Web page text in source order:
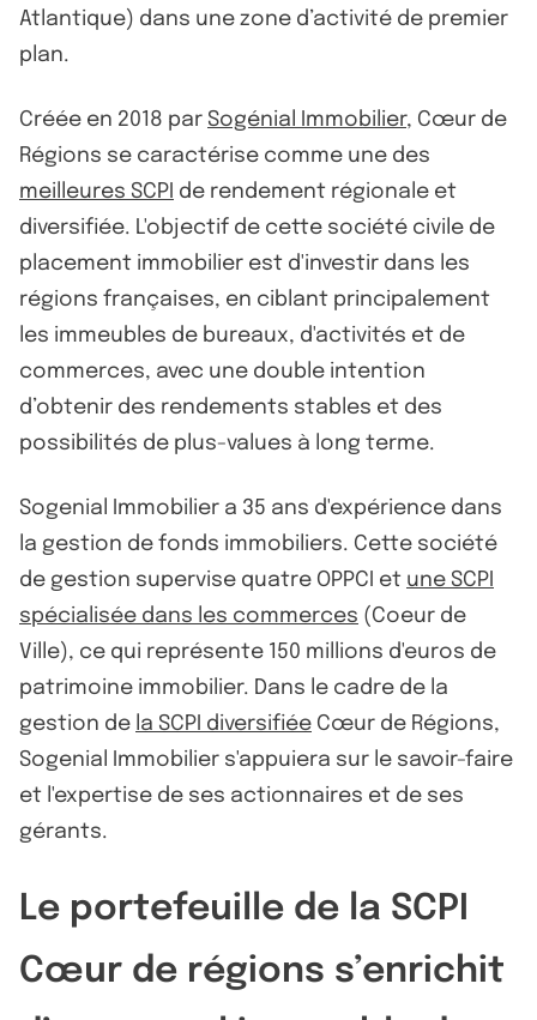
Atlantique) dans une zone d’activité de premier
plan.
Créée en 2018 par Sogénial Immobilier, Cœur de
Régions se caractérise comme une des
meilleures SCPI de rendement régionale et
diversifiée. L'objectif de cette société civile de
placement immobilier est d'investir dans les
régions françaises, en ciblant principalement
les immeubles de bureaux, d'activités et de
commerces, avec une double intention
d’obtenir des rendements stables et des
possibilités de plus-values à long terme.
Sogenial Immobilier a 35 ans d'expérience dans
la gestion de fonds immobiliers. Cette société
de gestion supervise quatre OPPCI et une SCPI
spécialisée dans les commerces (Coeur de
Ville), ce qui représente 150 millions d'euros de
patrimoine immobilier. Dans le cadre de la
gestion de la SCPI diversifiée Cœur de Régions,
Sogenial Immobilier s'appuiera sur le savoir-faire
et l'expertise de ses actionnaires et de ses
gérants.
Le portefeuille de la SCPI
Cœur de régions s’enrichit